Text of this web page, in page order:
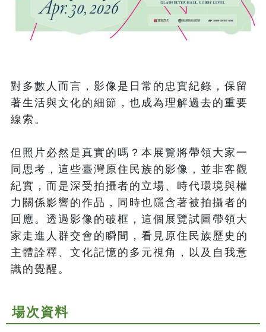
對多數人而言，影像是日常的忠實紀錄，保留
著生活與文化的細節，也成為理解過去的重要
線索。
但照片必然是真實的嗎？本展覽將帶領大家一
同思考，這些臺灣原住民族的影像，並非客觀
紀實，而是深受拍攝者的立場、時代環境與權
力關係影響的作品，同時也隱含著被拍攝者的
回應。透過影像的破框，這個展覽試圖帶領大
家走進人群交會的瞬間，看見原住民族歷史的
主體詮釋、文化記憶的多元視角，以及自我意
識的覺醒。
場次資料